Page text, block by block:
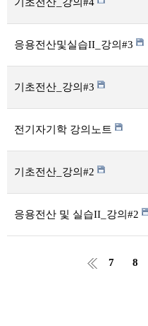
응용전산및실습II_강의#3
기초전산_강의#3
전기자기학 강의노트
기초전산_강의#2
응용전산 및 실습II_강의#2
7 8